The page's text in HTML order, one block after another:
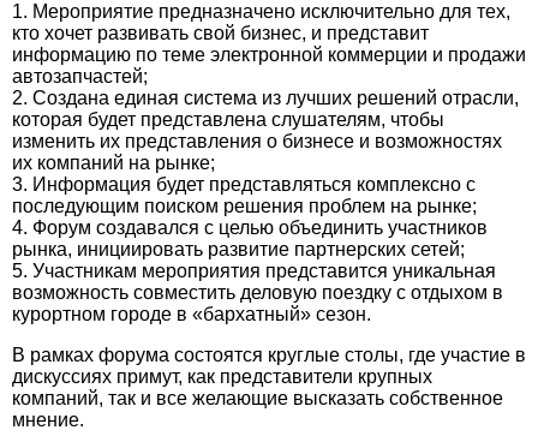
1. Мероприятие предназначено исключительно для тех,
кто хочет развивать свой бизнес, и представит
информацию по теме электронной коммерции и продажи
автозапчастей;
2. Создана единая система из лучших решений отрасли,
которая будет представлена слушателям, чтобы
изменить их представления о бизнесе и возможностях
их компаний на рынке;
3. Информация будет представляться комплексно с
последующим поиском решения проблем на рынке;
4. Форум создавался с целью объединить участников
рынка, инициировать развитие партнерских сетей;
5. Участникам мероприятия представится уникальная
возможность совместить деловую поездку с отдыхом в
курортном городе в «бархатный» сезон.
В рамках форума состоятся круглые столы, где участие в
дискуссиях примут, как представители крупных
компаний, так и все желающие высказать собственное
мнение.